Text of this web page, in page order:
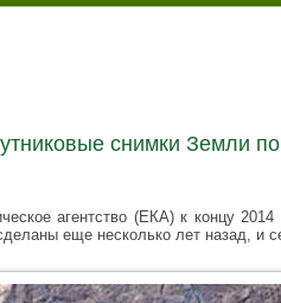
снимки Земли
агентство (ЕКА) к концу
еще несколько лет назад, и